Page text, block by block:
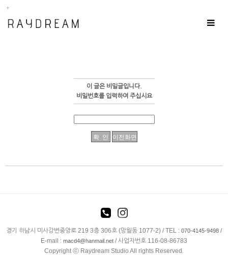
Toggle
이 글은 비밀글입니다.
비밀번호를 입력하여 주십시요
경기 하남시 미사강변중앙로 219 3층 306호 (망월동 1077-2) / TEL : 070-4145-9498 /
E-mail : macd4@hanmail.net / 사업자번호 116-08-86783
Copyright ⓒ Raydream Studio All rights Reserved.